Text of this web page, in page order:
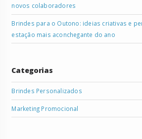
novos colaboradores
Brindes para o Outono: ideias criativas e
estação mais aconchegante do ano
Categorias
Brindes Personalizados
Marketing Promocional